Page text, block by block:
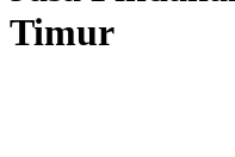
Timur